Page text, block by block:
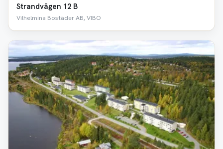
Strandvägen 12 B
Vilhelmina Bostäder AB, VIBO